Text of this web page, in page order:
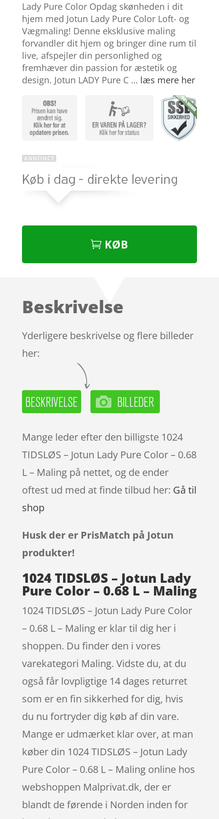
ud af 5
baseret
på
kundebedø
mmelser
Lady Pure Color Opdag skønheden i dit
hjem med Jotun Lady Pure Color Loft- og
Vægmaling! Denne eksklusive maling
forvandler dit hjem og bringer dine rum til
live, afspejler din personlighed og
fremhæver din passion for æstetik og
design. Jotun LADY Pure C … læs mere her
KØB
Beskrivelse
Yderligere beskrivelse og flere billeder
her:
Mange leder efter den billigste 1024
TIDSLØS – Jotun Lady Pure Color – 0.68
L – Maling på nettet, og de ender
oftest ud med at finde tilbud her: Gå til
shop
Husk der er PrisMatch på Jotun
produkter!
1024 TIDSLØS – Jotun Lady
Pure Color – 0.68 L – Maling
1024 TIDSLØS – Jotun Lady Pure Color
– 0.68 L – Maling er klar til dig her i
shoppen. Du finder den i vores
varekategori Maling. Vidste du, at du
også får lovpligtige 14 dages returret
som er en fin sikkerhed for dig, hvis
du nu fortryder dig køb af din vare.
Mange er udmærket klar over, at man
køber din 1024 TIDSLØS – Jotun Lady
Pure Color – 0.68 L – Maling online hos
webshoppen Malprivat.dk, der er
blandt de førende i Norden inden for